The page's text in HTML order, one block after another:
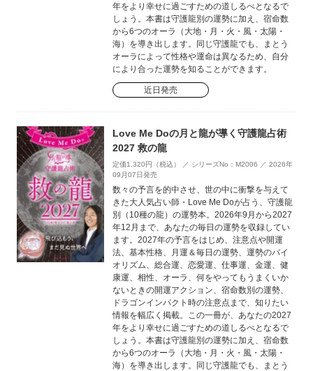
年をより幸せに過ごすための道しるべとなるで
しょう。本書は守護龍別の運勢に加え、宿命数
から6つのオーラ（大地・月・火・風・太陽・
海）を導き出します。同じ守護龍でも、まとう
オーラによって性格や運命は異なるため、自分
により合った運勢を知ることができます。
近日発売
Love Me Doの月と龍が導く守護龍占術
2027 救の龍
定価1,320円（税込） ／ シリーズNo：M2006 ／ 2026年
09月07日発売
数々の予言を的中させ、世の中に衝撃を与えて
きた大人気占い師・Love Me Doが占う、守護龍
別（10種の龍）の運勢本。2026年9月から2027
年12月まで、あなたの毎日の運勢を収録してい
ます。2027年の予言をはじめ、注意点や開運
法、基本性格、月運＆毎日の運勢、運勢のバイ
オリズム、総合運、恋愛運、仕事運、金運、健
康運、相性、オーラ、何をやってもうまくいか
ないときの開運アクション、宿命数別の運勢、
ドラゴンインパクト時の注意点まで、知りたい
情報を幅広く掲載。この一冊が、あなたの2027
年をより幸せに過ごすための道しるべとなるで
しょう。本書は守護龍別の運勢に加え、宿命数
から6つのオーラ（大地・月・火・風・太陽・
海）を導き出します。同じ守護龍でも、まとう